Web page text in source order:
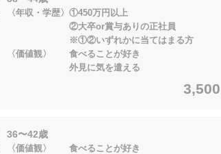
〈年収・学歴〉①450万円以上
②大卒or賞与ありの正社員
※①②いずれかに当てはまる方
〈価値観〉 食べることが好き
外見に気を遣える
3,500
36〜42歳
〈価値観〉 食べることが好き